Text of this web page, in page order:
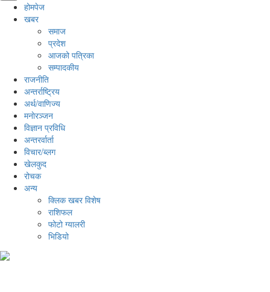
होमपेज
खबर
समाज
प्रदेश
आजको पत्रिका
सम्पादकीय
राजनीति
अन्तर्राष्ट्रिय
अर्थ/वाणिज्य
मनाेरञ्जन
विज्ञान प्रविधि
अन्तरर्वार्ता
विचार/ब्लग
खेलकुद
रोचक
अन्य
क्लिक खबर विशेष
राशिफल
फोटो ग्यालरी
भिडियो